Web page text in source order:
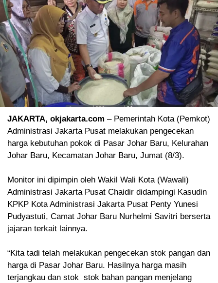
JAKARTA, okjakarta.com – Pemerintah Kota (Pemkot)
Administrasi Jakarta Pusat melakukan pengecekan
harga kebutuhan pokok di Pasar Johar Baru, Kelurahan
Johar Baru, Kecamatan Johar Baru, Jumat (8/3).
Monitor ini dipimpin oleh Wakil Wali Kota (Wawali)
Administrasi Jakarta Pusat Chaidir didampingi Kasudin
KPKP Kota Administrasi Jakarta Pusat Penty Yunesi
Pudyastuti, Camat Johar Baru Nurhelmi Savitri berserta
jajaran terkait lainnya.
“Kita tadi telah melakukan pengecekan stok pangan dan
harga di Pasar Johar Baru. Hasilnya harga masih
terjangkau dan stok stok bahan pangan menjelang